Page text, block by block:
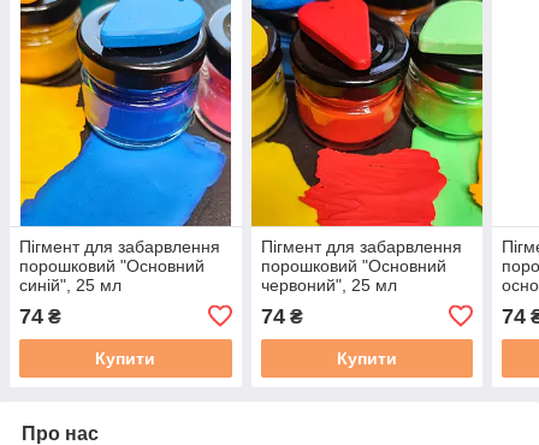
Пігмент для забарвлення
порошковий "Основний
синій", 25 мл
74 ₴
Купити
Пігмент для забарвлення
порошковий "Основний
червоний", 25 мл
74₴
Купити
74
Про нас